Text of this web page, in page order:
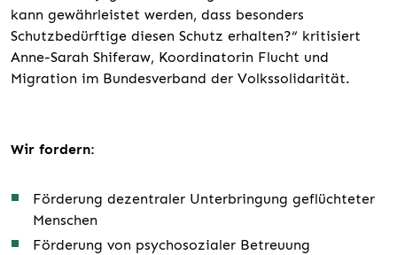
kann gewährleistet werden, dass besonders
Schutzbedürftige diesen Schutz erhalten?“ kritisiert
Anne-Sarah Shiferaw, Koordinatorin Flucht und
Migration im Bundesverband der Volkssolidarität.
Wir fordern:
Förderung dezentraler Unterbringung geflüchteter
Menschen
Förderung von psychosozialer Betreuung